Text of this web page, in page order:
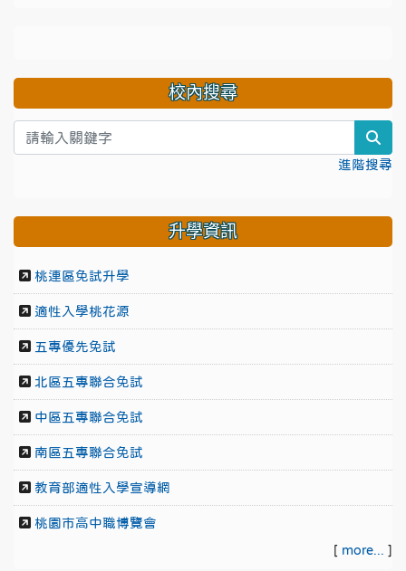
校內搜尋
進階搜尋
升學資訊
桃連區免試升學
適性入學桃花源
五專優先免試
北區五專聯合免試
中區五專聯合免試
南區五專聯合免試
教育部適性入學宣導網
桃園市高中職博覽會
[ more... ]